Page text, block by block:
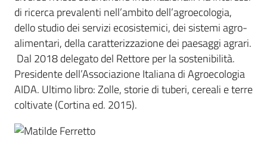
di ricerca prevalenti nell’ambito dell’agroecologia,
dello studio dei servizi ecosistemici, dei sistemi agro-
alimentari, della caratterizzazione dei paesaggi agrari.
Dal 2018 delegato del Rettore per la sostenibilità.
Presidente dell’Associazione Italiana di Agroecologia
AIDA. Ultimo libro: Zolle, storie di tuberi, cereali e terre
coltivate (Cortina ed. 2015).